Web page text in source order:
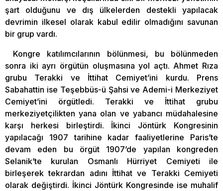
şart olduğunu ve dış ülkelerden destekli yapılacak
devrimin ilkesel olarak kabul edilir olmadığını savunan
bir grup vardı.
Kongre katılımcılarının bölünmesi, bu bölünmeden
sonra iki ayrı örgütün oluşmasına yol açtı. Ahmet Rıza
grubu Terakki ve İttihat Cemiyet’ini kurdu. Prens
Sabahattin ise Teşebbüs-ü Şahsi ve Ademi-i Merkeziyet
Cemiyet’ini örgütledi. Terakki ve İttihat grubu
merkeziyetçilikten yana olan ve yabancı müdahalesine
karşı herkesi birleştirdi. İkinci Jöntürk Kongresinin
yapılacağı 1907 tarihine kadar faaliyetlerine Paris’te
devam eden bu örgüt 1907’de yapılan kongreden
Selanik’te kurulan Osmanlı Hürriyet Cemiyeti ile
birleşerek tekrardan adını İttihat ve Terakki Cemiyeti
olarak değiştirdi. İkinci Jöntürk Kongresinde ise muhalif